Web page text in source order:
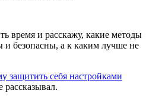
время и расскажу, какие методы
и безопасны, а к каким лучше не
защитить себя настройками
рассказывал.